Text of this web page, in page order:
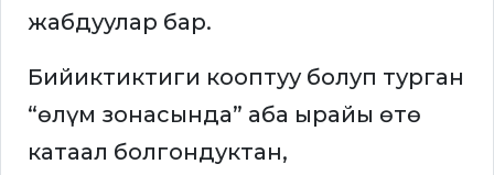
жабдуулар бар.
Бийиктиктиги кооптуу болуп турган
“өлүм зонасында” аба ырайы өтө
катаал болгондуктан,